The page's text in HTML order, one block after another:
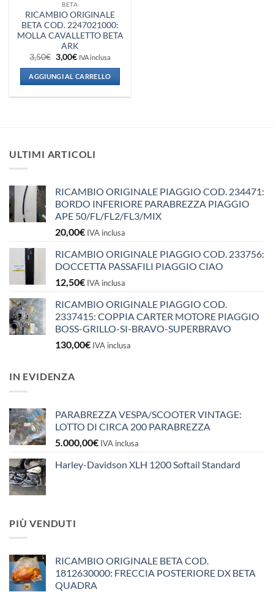
BETA
RICAMBIO ORIGINALE
BETA COD. 2247021000:
MOLLA CAVALLETTO BETA
ARK
3,50€ Il
prezzo
originale
era:
3,50€.
3,00€Il
attuale
è:
3,00€.
IVA inclusa
AGGIUNGI AL CARRELLO
ULTIMI ARTICOLI
RICAMBIO ORIGINALE PIAGGIO COD. 234471:
BORDO INFERIORE PARABREZZA PIAGGIO
APE 50/FL/FL2/FL3/MIX
20,00€ IVA inclusa
RICAMBIO ORIGINALE PIAGGIO COD. 233756:
DOCCETTA PASSAFILI PIAGGIO CIAO
12,50€ IVA inclusa
RICAMBIO ORIGINALE PIAGGIO COD.
2337415: COPPIA CARTER MOTORE PIAGGIO
BOSS-GRILLO-SI-BRAVO-SUPERBRAVO
130,00€ IVA inclusa
IN EVIDENZA
PARABREZZA VESPA/SCOOTER VINTAGE:
LOTTO DI CIRCA 200 PARABREZZA
5.000,00€ IVA inclusa
Harley-Davidson XLH 1200 Softail Standard
PIÙ VENDUTI
RICAMBIO ORIGINALE BETA COD.
1812630000: FRECCIA POSTERIORE DX BETA
QUADRA